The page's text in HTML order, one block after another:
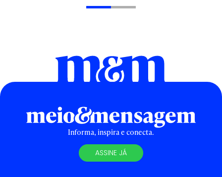
Informa, inspira e conecta.
ASSINE JÁ